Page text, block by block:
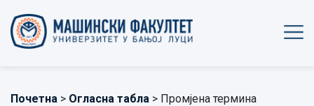
Почетна > Огласна табла > Промјена термина